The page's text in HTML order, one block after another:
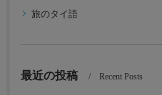
旅のタイ語
最近の投稿 Recent Posts